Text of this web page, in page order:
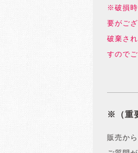
※破損時
要がご
破棄さ
すので
※（重
販売か